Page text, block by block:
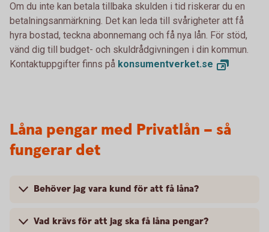
Om du inte kan betala tillbaka skulden i tid riskerar du en
betalningsanmärkning. Det kan leda till svårigheter att få
hyra bostad, teckna abonnemang och få nya lån. För stöd,
vänd dig till budget- och skuldrådgivningen i din kommun.
Kontaktuppgifter finns på konsumentverket.se
Låna pengar med Privatlån – så
fungerar det
Behöver jag vara kund för att få låna?
Vad krävs för att jag ska få låna pengar?